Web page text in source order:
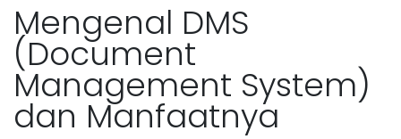
Mengenal DMS
(Document
Management System)
dan Manfaatnya